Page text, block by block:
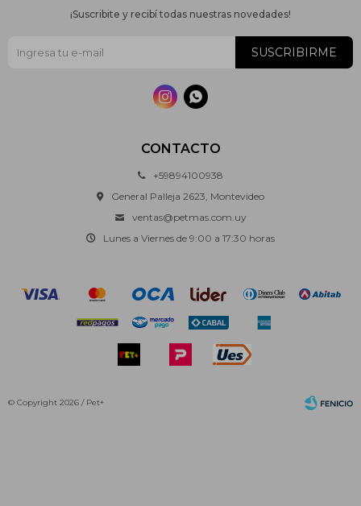
CONTACTO
+59894100938
General Palleja 2623, Montevideo
ventas@petmas.com.uy
Lunes a Viernes de 9:00 a 17:30 horas
¡Suscribite y recibí todas nuestras novedades!
SUSCRIBIRME
 
© Copyright 2026 / Pet+